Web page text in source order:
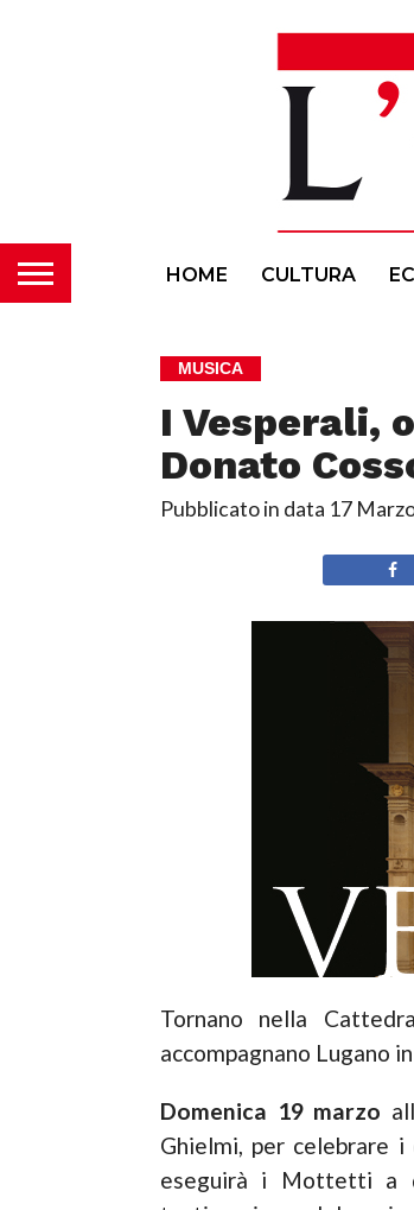
HOME CULTURA
MUSICA
I Vesperali,
Donato
Pubblicato in data 17
Tornano nella
accompagnano Lugano
Domenica 19 marzo
Ghielmi, per celebrare i
eseguirà i Mottetti a